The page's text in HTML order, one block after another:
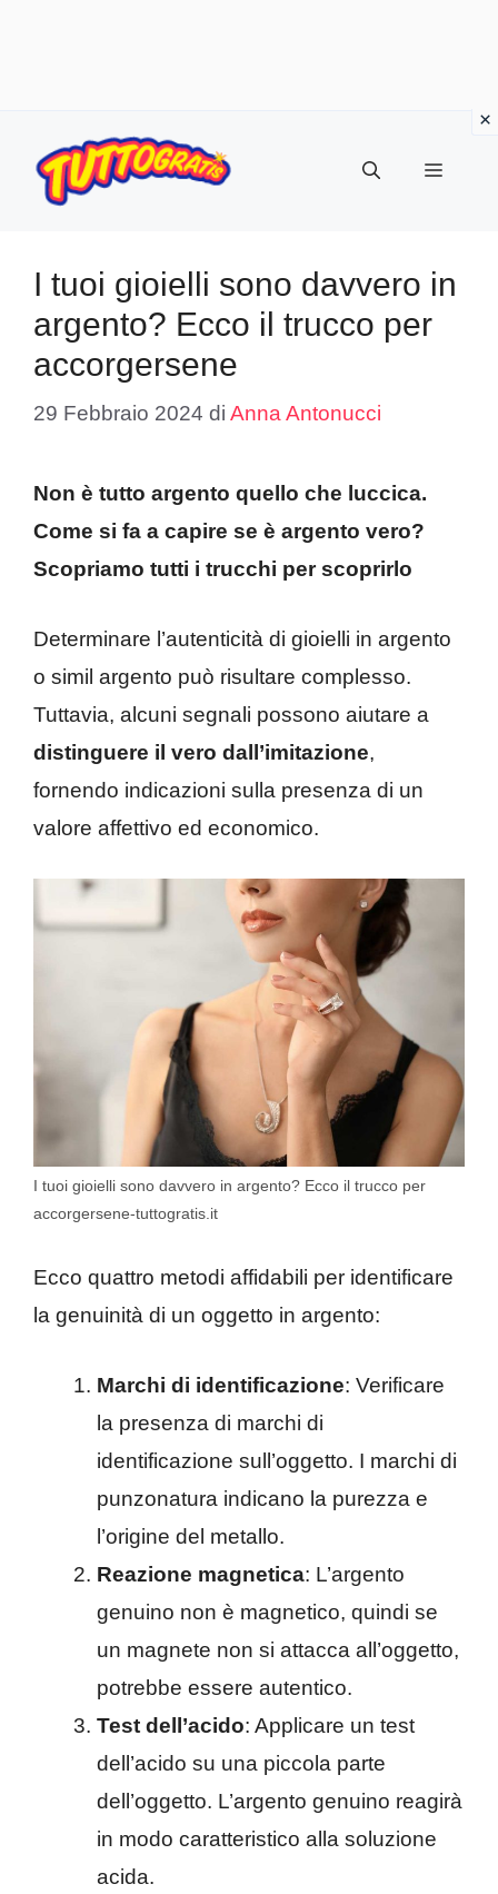
contenuto
Menu
I tuoi gioielli sono davvero in
argento? Ecco il trucco per
accorgersene
29 Febbraio 2024 di Anna Antonucci
Non è tutto argento quello che luccica.
Come si fa a capire se è argento vero?
Scopriamo tutti i trucchi per scoprirlo
Determinare l’autenticità di gioielli in argento
o simil argento può risultare complesso.
Tuttavia, alcuni segnali possono aiutare a
distinguere il vero dall’imitazione,
fornendo indicazioni sulla presenza di un
valore affettivo ed economico.
I tuoi gioielli sono davvero in argento? Ecco il trucco per
accorgersene-tuttogratis.it
Ecco quattro metodi affidabili per identificare
la genuinità di un oggetto in argento:
Marchi di identificazione: Verificare
la presenza di marchi di
identificazione sull’oggetto. I marchi di
punzonatura indicano la purezza e
l’origine del metallo.
Reazione magnetica: L’argento
genuino non è magnetico, quindi se
un magnete non si attacca all’oggetto,
potrebbe essere autentico.
Test dell’acido: Applicare un test
dell’acido su una piccola parte
dell’oggetto. L’argento genuino reagirà
in modo caratteristico alla soluzione
acida.